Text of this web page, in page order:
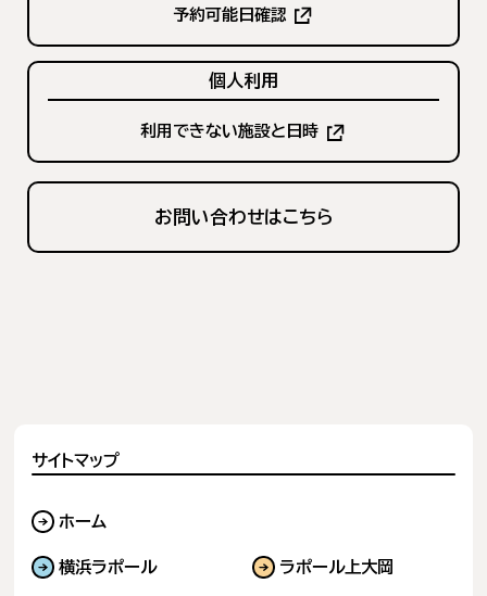
予約可能日確認
（新
い
ブ
で
き
個人利用
利用できない施設と日時（新
し
い
タ
お問い合わせはこちら
サイトマップ
ホーム
横浜ラポール ラポール上大岡